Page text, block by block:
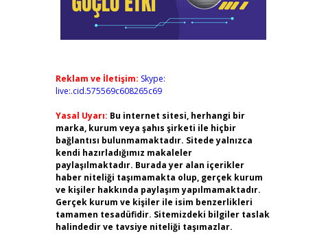
Reklam ve İletişim: Skype:
live:.cid.575569c608265c69
Yasal Uyarı: Bu internet sitesi, herhangi bir
marka, kurum veya şahıs şirketi ile hiçbir
bağlantısı bulunmamaktadır. Sitede yalnızca
kendi hazırladığımız makaleler
paylaşılmaktadır. Burada yer alan içerikler
haber niteliği taşımamakta olup, gerçek kurum
ve kişiler hakkında paylaşım yapılmamaktadır.
Gerçek kurum ve kişiler ile isim benzerlikleri
tamamen tesadüfidir. Sitemizdeki bilgiler taslak
halindedir ve tavsiye niteliği taşımazlar.